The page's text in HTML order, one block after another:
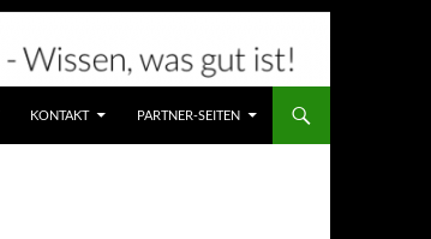
KONTAKT PARTNER-SEITEN